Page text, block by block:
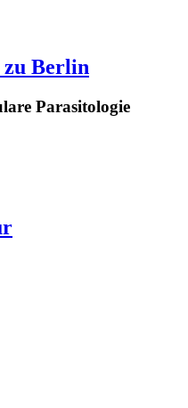
Berlin
Parasitologie